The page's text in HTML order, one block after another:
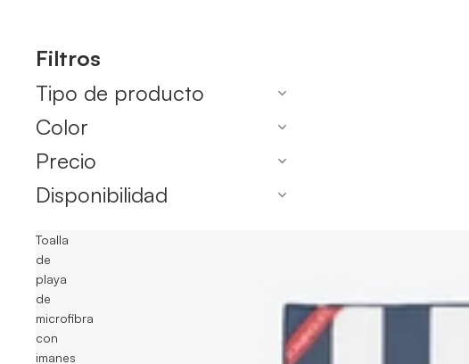
Filtros
Tipo de producto
Color
Precio
Disponibilidad
Toalla
de
playa
de
microfibra
con
imanes